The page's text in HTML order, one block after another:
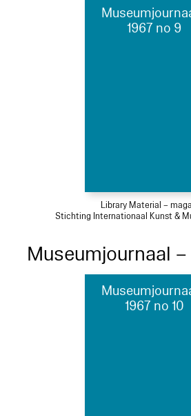
1967 no 9
Library Material –
Stichting Internationaal Kunst &
Museumjournaal –
1967 no 10